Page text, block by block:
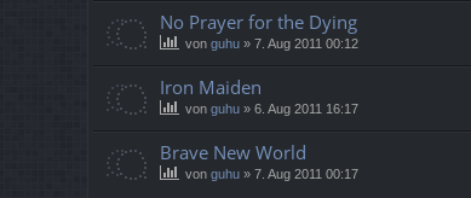
No Prayer for the Dying
von guhu » 7. Aug 2011 00:12
Iron Maiden
von guhu » 6. Aug 2011 16:17
Brave New World
von guhu » 7. Aug 2011 00:17